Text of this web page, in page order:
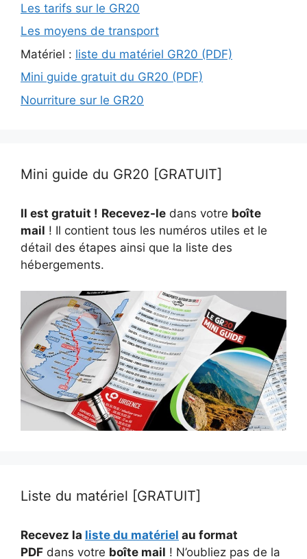
Les tarifs sur le GR20
Les moyens de transport
Matériel : liste du matériel GR20 (PDF)
Mini guide gratuit du GR20 (PDF)
Nourriture sur le GR20
Mini guide du GR20 [GRATUIT]
Il est gratuit ! Recevez-le dans votre boîte
mail ! Il contient tous les numéros utiles et le
détail des étapes ainsi que la liste des
hébergements.
Liste du matériel [GRATUIT]
Recevez la liste du matériel au format
PDF dans votre boîte mail ! N’oubliez pas de la